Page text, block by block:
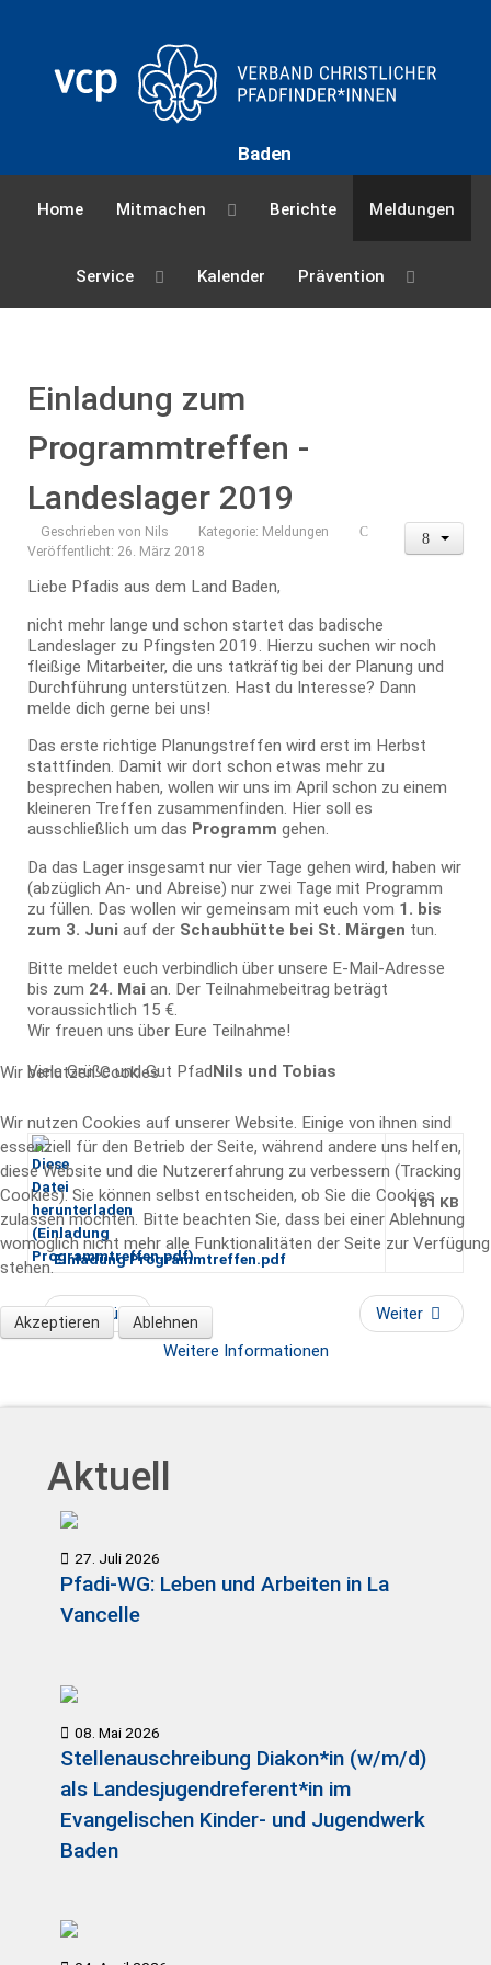
Baden
Home Mitmachen Berichte Meldungen
Service Kalender Prävention
Einladung zum
Programmtreffen -
Landeslager 2019
Geschrieben von Nils Kategorie: Meldungen
Veröffentlicht: 26. März 2018
Liebe Pfadis aus dem Land Baden,
nicht mehr lange und schon startet das badische
Landeslager zu Pfingsten 2019. Hierzu suchen wir noch
fleißige Mitarbeiter, die uns tatkräftig bei der Planung und
Durchführung unterstützen. Hast du Interesse? Dann
melde dich gerne bei uns!
Das erste richtige Planungstreffen wird erst im Herbst
stattfinden. Damit wir dort schon etwas mehr zu
besprechen haben, wollen wir uns im April schon zu einem
kleineren Treffen zusammenfinden. Hier soll es
ausschließlich um das Programm gehen.
Da das Lager insgesamt nur vier Tage gehen wird, haben wir
(abzüglich An- und Abreise) nur zwei Tage mit Programm
zu füllen. Das wollen wir gemeinsam mit euch vom 1. bis
zum 3. Juni auf der Schaubhütte bei St. Märgen tun.
Bitte meldet euch verbindlich über unsere E-Mail-Adresse
bis zum 24. Mai an. Der Teilnahmebeitrag beträgt
voraussichtlich 15 €.
Wir freuen uns über Eure Teilnahme!
Viele Grüße und Gut PfadNils und Tobias
Einladung Programmtreffen.pdf
181 KB
Zurück Weiter
Aktuell
27. Juli 2026
Pfadi-WG: Leben und Arbeiten in La
Vancelle
08. Mai 2026
Stellenauschreibung Diakon*in (w/m/d)
als Landesjugendreferent*in im
Evangelischen Kinder- und Jugendwerk
Baden
Wir benutzen Cookies
Wir nutzen Cookies auf unserer Website. Einige von ihnen sind
essenziell für den Betrieb der Seite, während andere uns helfen,
diese Website und die Nutzererfahrung zu verbessern (Tracking
Cookies). Sie können selbst entscheiden, ob Sie die Cookies
zulassen möchten. Bitte beachten Sie, dass bei einer Ablehnung
womöglich nicht mehr alle Funktionalitäten der Seite zur Verfügung
stehen.
Akzeptieren Ablehnen
Weitere Informationen